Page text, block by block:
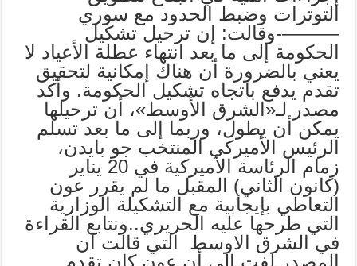
التوترات وضبط الحدود مع سوري
———-وقالت: إن ترحيل تشكيل
الحكومة إلى ما بعد انتهاء عطلة الأعياد لا
يعني بالضرورة أن هناك إمكانية لتحقيق
تقدم يدفع باتجاه تشكيل الحكومة. وأكد
مصدر لـ«الشرق الأوسط»، أن ترحيلها
يمكن أن يطول، وربما إلى ما بعد تسلم
الرئيس الأميركي المنتخب جو بايدن،
زمام الرئاسة الأميركية في 20 يناير
(كانون الثاني) المقبل ما لم يقرر عون
التعاطي بإيجابية مع التشكيلة الوزارية
التي طرحها عليه الحريري..ونتابع القراءة
في الشرق الاوسط التي قالت ان
المصدر لفت الى أن عون كان تقدم